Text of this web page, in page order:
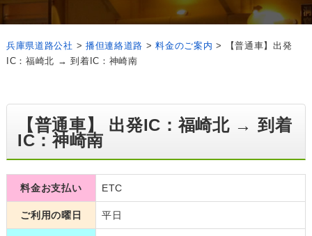
兵庫県道路公社 > 播但連絡道路 >料金のご案内 >
【普通車】出発
IC：福崎北 → 到着IC：神崎南
【普通車】 出発IC：福崎北 → 到着
IC：神崎南
料金お支払い ETC
ご利用の曜日 平日